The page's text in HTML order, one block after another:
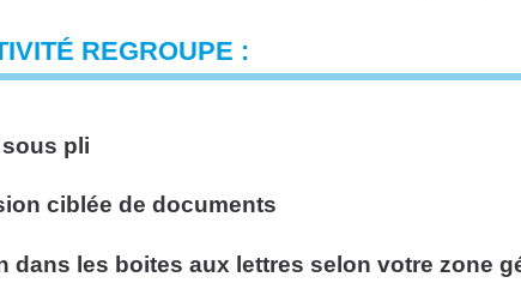
REGROUPE :
pli
ciblée de documents
dans les boites aux lettres selon votre zone